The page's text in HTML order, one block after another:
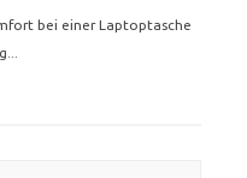
bei einer Laptoptasche